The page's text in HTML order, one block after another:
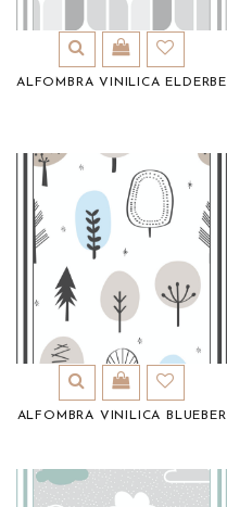
ALFOMBRA VINILICA ELDERBE
ALFOMBRA VINILICA BLUEBER